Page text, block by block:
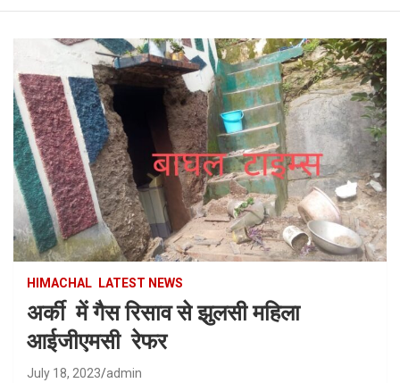
HIMACHAL LATEST NEWS
अर्की में गैस रिसाव से झुलसी महिला
आईजीएमसी रेफर
July 18, 2023 admin